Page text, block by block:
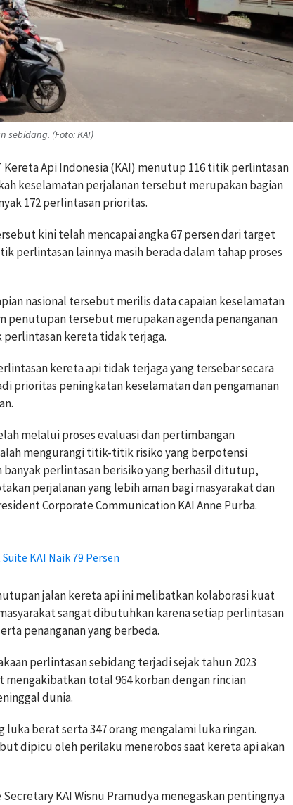
(Foto: KAI)
Kereta Api Indonesia (KAI) menutup 116 titik perlintasan
keselamatan perjalanan tersebut merupakan bagian
172 perlintasan prioritas.
kini telah mencapai angka 67 persen dari target
perlintasan lainnya masih berada dalam tahap proses
nasional tersebut merilis data capaian keselamatan
penutupan tersebut merupakan agenda penanganan
kereta tidak terjaga.
kereta api tidak terjaga yang tersebar secara
prioritas peningkatan keselamatan dan pengamanan
melalui proses evaluasi dan pertimbangan
mengurangi titik-titik risiko yang berpotensi
banyak perlintasan berisiko yang berhasil ditutup,
perjalanan yang lebih aman bagi masyarakat dan
Corporate Communication KAI Anne Purba.
KAI Naik 79 Persen
jalan kereta api ini melibatkan kolaborasi kuat
sangat dibutuhkan karena setiap perlintasan
penanganan yang berbeda.
perlintasan sebidang terjadi sejak tahun 2023
mengakibatkan total 964 korban dengan rincian
dunia.
luka berat serta 347 orang mengalami luka ringan.
dipicu oleh perilaku menerobos saat kereta api akan
KAI Wisnu Pramudya menegaskan pentingnya